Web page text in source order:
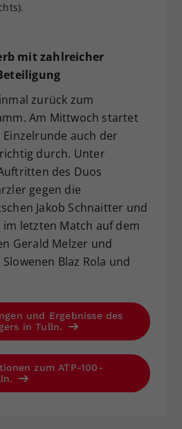
mit zahlreicher
zurück zum
Am Mittwoch startet
auch der
durch. Unter
des Duos
gegen die
Jakob Schnaitter und
im letzten Match auf dem
Gerald Melzer und
Blaz Rola und
und Ergebnisse des
in Tulln.
zum ATP-100-